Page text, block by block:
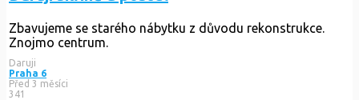
Zbavujeme se starého nábytku z důvodu rekonstrukce.
Znojmo centrum.
Daruji
Praha 6
Před 3 měsíci
341